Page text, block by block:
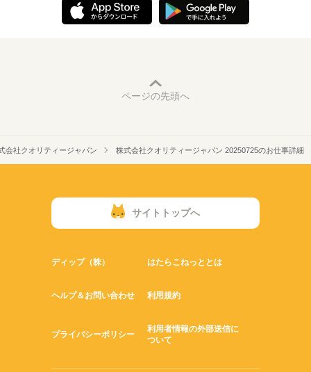
ページの先頭へ
会社クオリティージャパン 株式会社クオリティージャパン 20250725のお仕事詳細
サイトトップへ
ディップ（株） はたらこねっととは
ヘルプ＆お問い合わせ 利用規約
プライバシーポリシー
利用者情報の外部送信に
ついて